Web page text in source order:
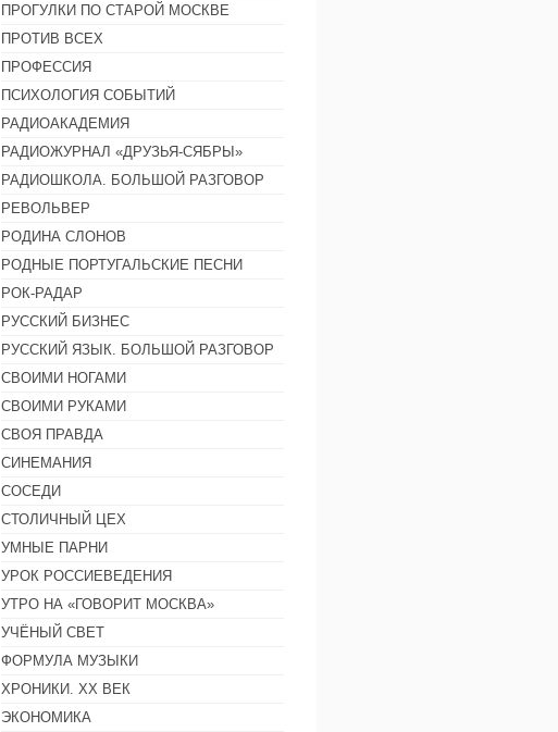
ПРОГУЛКИ ПО СТАРОЙ МОСКВЕ
ПРОТИВ ВСЕХ
ПРОФЕССИЯ
ПСИХОЛОГИЯ СОБЫТИЙ
РАДИОАКАДЕМИЯ
РАДИОЖУРНАЛ «ДРУЗЬЯ-СЯБРЫ»
РАДИОШКОЛА. БОЛЬШОЙ РАЗГОВОР
РЕВОЛЬВЕР
РОДИНА СЛОНОВ
РОДНЫЕ ПОРТУГАЛЬСКИЕ ПЕСНИ
РОК-РАДАР
РУССКИЙ БИЗНЕС
РУССКИЙ ЯЗЫК. БОЛЬШОЙ РАЗГОВОР
СВОИМИ НОГАМИ
СВОИМИ РУКАМИ
СВОЯ ПРАВДА
СИНЕМАНИЯ
СОСЕДИ
СТОЛИЧНЫЙ ЦЕХ
УМНЫЕ ПАРНИ
УРОК РОССИЕВЕДЕНИЯ
УТРО НА «ГОВОРИТ МОСКВА»
УЧЁНЫЙ СВЕТ
ФОРМУЛА МУЗЫКИ
ХРОНИКИ. ХХ ВЕК
ЭКОНОМИКА